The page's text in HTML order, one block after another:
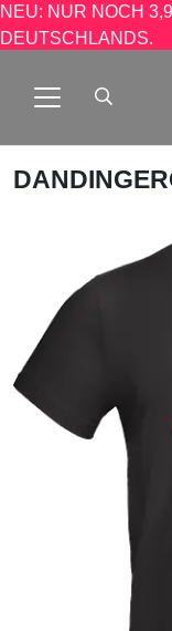
NEU: NUR NOCH
DEUTSCHLANDS.